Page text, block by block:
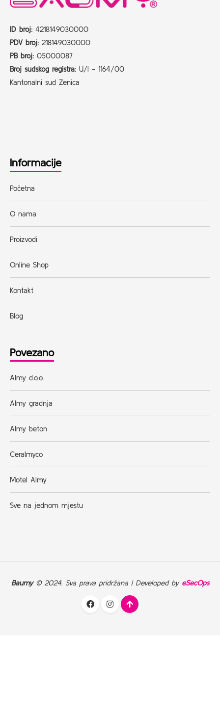
ID broj: 4218149030000
PDV broj: 218149030000
PB broj: 05000087
Broj sudskog registra: U/I - 1164/00
Kantonalni sud Zenica
Informacije
Početna
O nama
Proizvodi
Online Shop
Kontakt
Blog
Povezano
Almy d.o.o.
Almy gradnja
Almy beton
Ceralmyco
Motel Almy
Sve na jednom mjestu
Baumy© 2024. Sva prava pridržana | Developed by eSecOps